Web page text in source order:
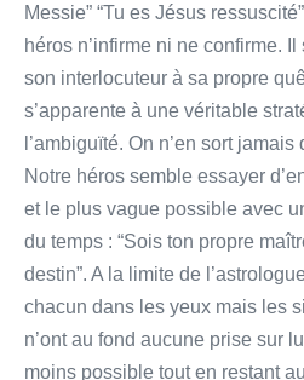
Messie” “Tu es Jésus
héros n’infirme ni ne confirme.
son interlocuteur à sa propre
s’apparente à une véritable
l’ambiguïté. On n’en sort
Notre héros semble essayer
et le plus vague possible avec
du temps : “Sois ton propre
destin”. A la limite de
chacun dans les yeux mais les
n’ont au fond aucune prise sur
moins possible tout en restant